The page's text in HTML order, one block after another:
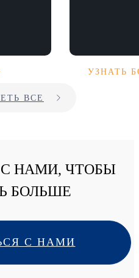
УЗНАТЬ
ВСЕ
НАМИ, ЧТОБЫ
БОЛЬШЕ
С НАМИ